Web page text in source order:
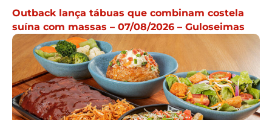
Outback lança tábuas que combinam costela
suína com massas – 07/08/2026 – Guloseimas